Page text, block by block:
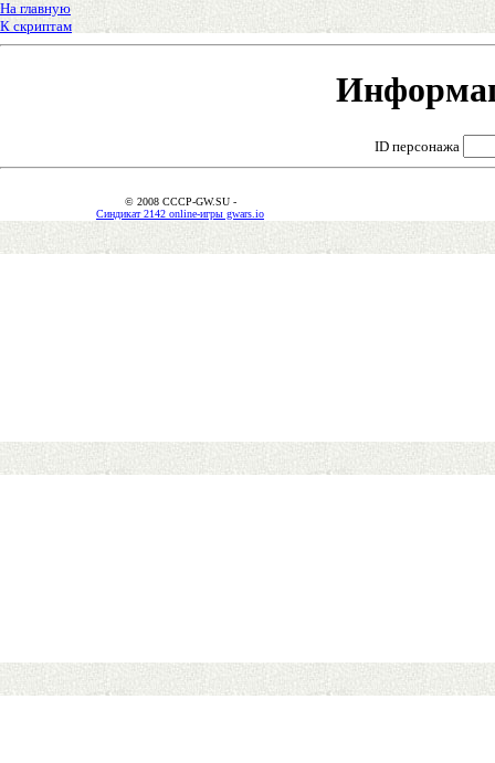
На главную
К скриптам
ID персонажа
© 2008 CCCP-GW.SU -
Синдикат 2142 online-игры gwars.io